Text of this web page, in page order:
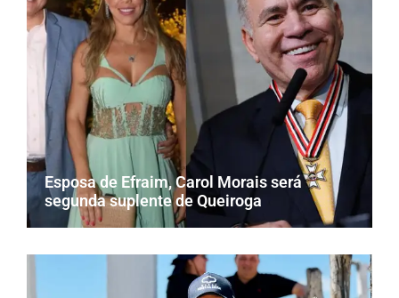
Esposa de Efraim, Carol Morais será
segunda suplente de Queiroga